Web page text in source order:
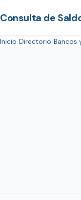
Consulta de
Inicio Directorio Bancos